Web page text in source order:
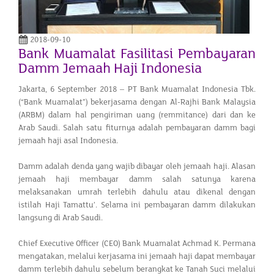
2018-09-10
Bank Muamalat Fasilitasi Pembayaran
Damm Jemaah Haji Indonesia
Jakarta, 6 September 2018 – PT Bank Muamalat Indonesia Tbk.
(“Bank Muamalat”) bekerjasama dengan Al-Rajhi Bank Malaysia
(ARBM) dalam hal pengiriman uang (remmitance) dari dan ke
Arab Saudi. Salah satu fiturnya adalah pembayaran damm bagi
jemaah haji asal Indonesia.
Damm adalah denda yang wajib dibayar oleh jemaah haji. Alasan
jemaah haji membayar damm salah satunya karena
melaksanakan umrah terlebih dahulu atau dikenal dengan
istilah Haji Tamattu’. Selama ini pembayaran damm dilakukan
langsung di Arab Saudi.
Chief Executive Officer (CEO) Bank Muamalat Achmad K. Permana
mengatakan, melalui kerjasama ini jemaah haji dapat membayar
damm terlebih dahulu sebelum berangkat ke Tanah Suci melalui